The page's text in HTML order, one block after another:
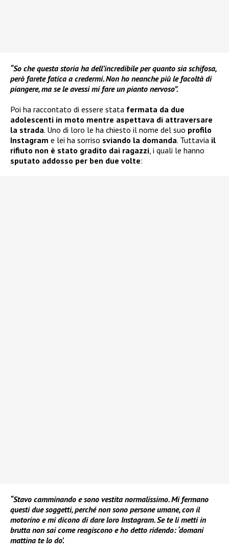
“So che questa storia ha dell’incredibile per quanto sia schifosa,
però farete fatica a credermi. Non ho neanche più le facoltà di
piangere, ma se le avessi mi fare un pianto nervoso”.
Poi ha raccontato di essere stata fermata da due
adolescenti in moto mentre aspettava di attraversare
la strada. Uno di loro le ha chiesto il nome del suo profilo
Instagram e lei ha sorriso sviando la domanda. Tuttavia il
rifiuto non è stato gradito dai ragazzi, i quali le hanno
sputato addosso per ben due volte:
“Stavo camminando e sono vestita normalissimo. Mi fermano
questi due soggetti, perché non sono persone umane, con il
motorino e mi dicono di dare loro Instagram. Se te li metti in
brutta non sai come reagiscono e ho detto ridendo: ‘domani
mattina te lo do’.